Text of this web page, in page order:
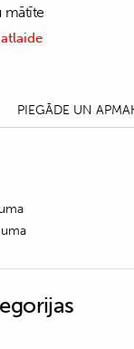
mātīte
PIEGĀDE UN